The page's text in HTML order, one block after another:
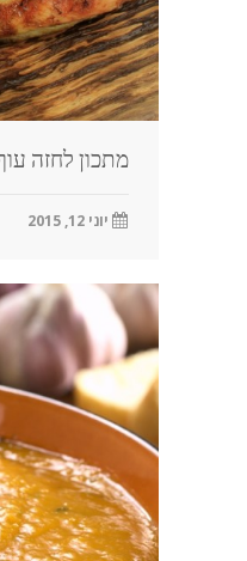
מתכון לחזה
יוני 12, 2015